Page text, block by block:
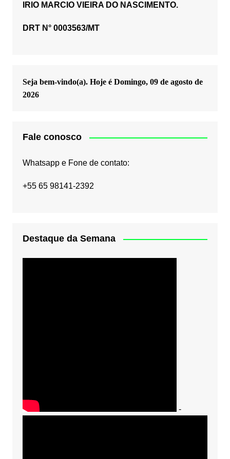
IRIO MARCIO VIEIRA DO NASCIMENTO.
DRT N° 0003563/MT
Seja bem-vindo(a). Hoje é Domingo, 09 de agosto de
2026
Fale conosco
Whatsapp e Fone de contato:
+55 65 98141-2392
Destaque da Semana
-